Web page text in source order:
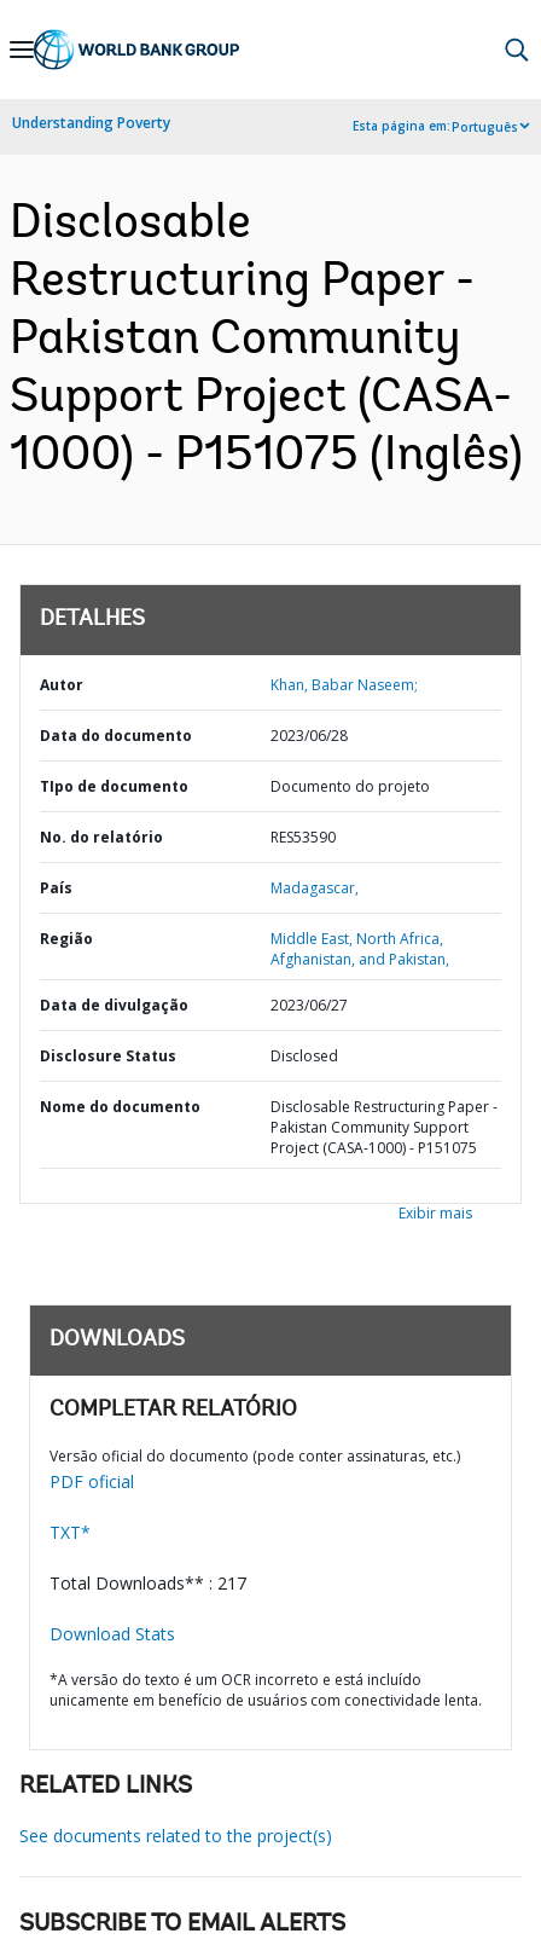
Skip
Navigation
Understanding Poverty Esta página em:Português
Disclosable
Restructuring Paper -
Pakistan Community
Support Project (CASA-
1000) - P151075 (Inglês)
DETALHES
Autor Khan, Babar Naseem;
Data do documento 2023/06/28
TIpo de documento Documento do projeto
No. do relatório RES53590
País Madagascar,
Região
Middle East, North Africa,
Afghanistan, and Pakistan,
Data de divulgação 2023/06/27
Disclosure Status Disclosed
Nome do documento
Disclosable Restructuring Paper -
Pakistan Community Support
Project (CASA-1000) - P151075
Exibir mais
DOWNLOADS
COMPLETAR RELATÓRIO
Versão oficial do documento (pode conter assinaturas, etc.)
PDF oficial
TXT*
Total Downloads** : 217
Download Stats
*A versão do texto é um OCR incorreto e está incluído
unicamente em benefício de usuários com conectividade lenta.
RELATED LINKS
See documents related to the project(s)
SUBSCRIBE TO EMAIL ALERTS